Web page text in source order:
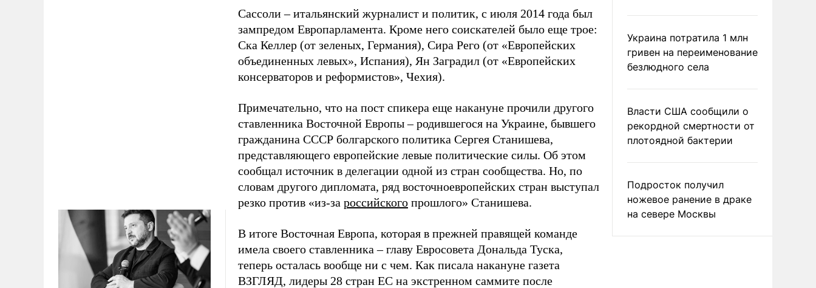
Сассоли – итальянский журналист и политик, с июля 2014 года был
зампредом Европарламента. Кроме него соискателей было еще трое:
Ска Келлер (от зеленых, Германия), Сира Рего (от «Европейских
объединенных левых», Испания), Ян Заградил (от «Европейских
консерваторов и реформистов», Чехия).
Примечательно, что на пост спикера еще накануне прочили другого
ставленника Восточной Европы – родившегося на Украине, бывшего
гражданина СССР болгарского политика Сергея Станишева,
представляющего европейские левые политические силы. Об этом
сообщал источник в делегации одной из стран сообщества. Но, по
словам другого дипломата, ряд восточноевропейских стран выступал
резко против «из-за российского прошлого» Станишева.
В итоге Восточная Европа, которая в прежней правящей команде
имела своего ставленника – главу Евросовета Дональда Туска,
теперь осталась вообще ни с чем. Как писала накануне газета
ВЗГЛЯД, лидеры 28 стран ЕС на экстренном саммите после
Украина потратила 1 млн
гривен на переименование
безлюдного села
Власти США сообщили о
рекордной смертности от
плотоядной бактерии
Подросток получил
ножевое ранение в драке
на севере Москвы